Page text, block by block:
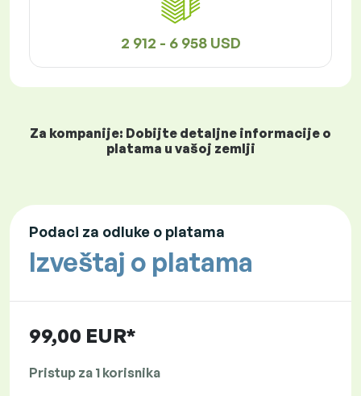
2 912 - 6 958 USD
Za kompanije: Dobijte detaljne informacije o
platama u vašoj zemlji
Podaci za odluke o platama
Izveštaj o platama
99,00 EUR*
Pristup za 1 korisnika